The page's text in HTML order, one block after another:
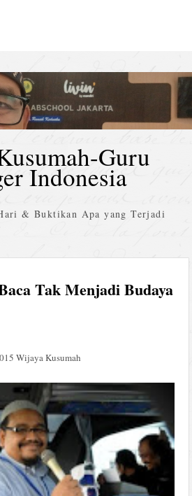
Guru
Indonesia
& Buktikan Apa yang Terjadi
Tak Menjadi Budaya
Wijaya Kusumah